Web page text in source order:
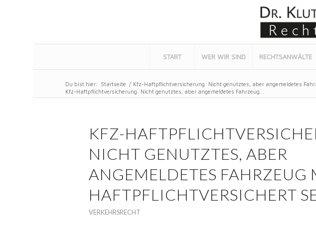
START WER WIR SIND RECHTSANWÄLTE
Du bist hier: Startseite / Kfz-Haftpflichtversicherung: Nicht genutztes, aber angemeldetes
Kfz-Haftpflichtversicherung: Nicht genutztes, aber angemeldetes Fahrzeug...
KFZ-
NICHT GENUTZTES, ABER
ANGEMELDETES FAHRZEUG
HAFTPFLICHTVERSICHERT
VERKEHRSRECHT